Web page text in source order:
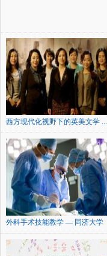
西方现代化视野下的英美文学 ...
外科手术技能教学 — 同济大学